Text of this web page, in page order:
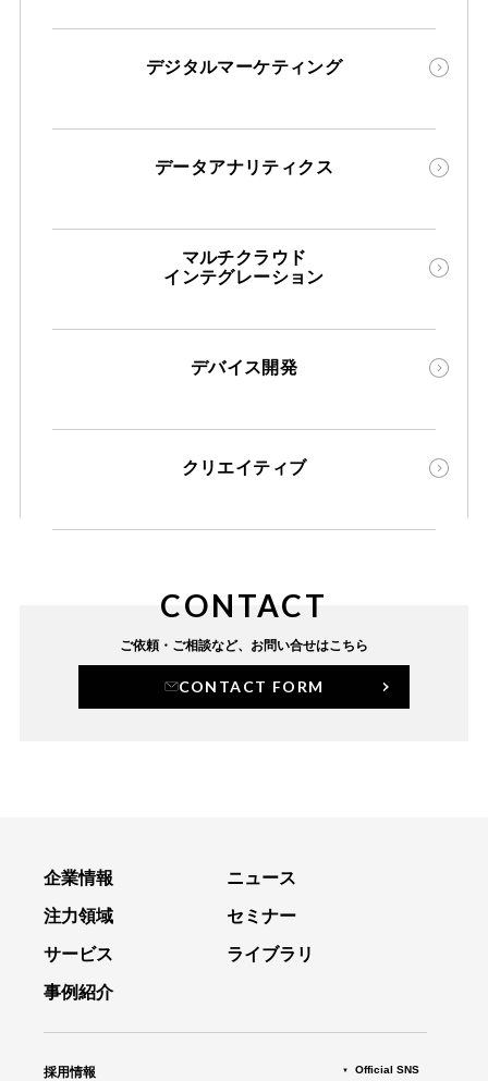
デジタルマーケティング
データアナリティクス
マルチクラウド
インテグレーション
デバイス開発
クリエイティブ
CONTACT
ご依頼・ご相談など、 お問い合せはこちら
CONTACT FORM
企業情報
注力領域
サービス
事例紹介
ニュース
セミナー
ライブラリ
採用情報 Official SNS